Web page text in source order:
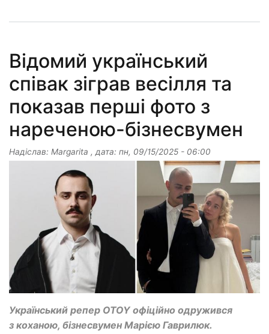
Відомий український
співак зіграв весілля та
показав перші фото з
нареченою-бізнесвумен
Надіслав: Margarita , дата: пн, 09/15/2025 - 06:00
Український репер OTOY офіційно одружився
з коханою, бізнесвумен Марією Гаврилюк.